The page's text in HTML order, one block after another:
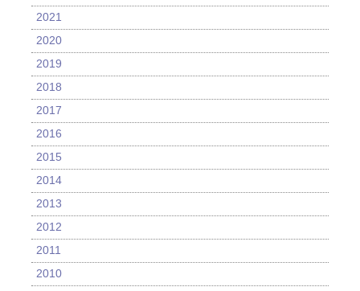
2021
2020
2019
2018
2017
2016
2015
2014
2013
2012
2011
2010